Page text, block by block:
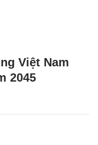
Việt Nam
2045